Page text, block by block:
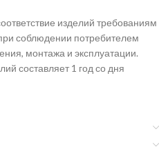
изделий требованиям
соблюдении потребителем
монтажа и эксплуатации.
составляет 1 год со дня